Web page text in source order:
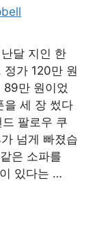
달 지인 한
정가 120만 원
89만 원이었
을 세 장 썼다
팔로우 쿠
넘게 빠졌습
은 소파를
있다는 …